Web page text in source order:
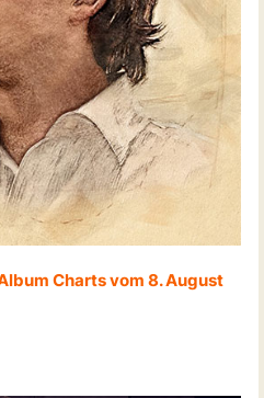
Charts vom 8. August